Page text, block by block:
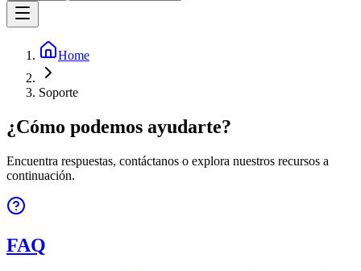
Home
Soporte
¿Cómo podemos ayudarte?
Encuentra respuestas, contáctanos o explora nuestros recursos a
continuación.
FAQ